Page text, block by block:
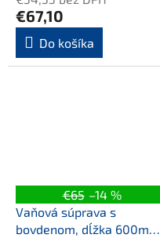
€67,10
Do košíka
€65 –14 %
Vaňová súprava s
bovdenom, dĺžka 600mm,